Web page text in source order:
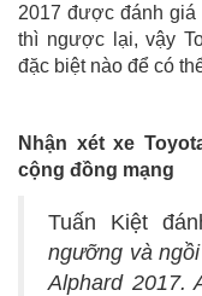
2017 được đánh giá
thì ngược lại, vậy
đặc biệt nào để có
Nhận xét xe
cộng đồng mạng
Tuấn Kiệt
ngưỡng và
Alphard 2017.